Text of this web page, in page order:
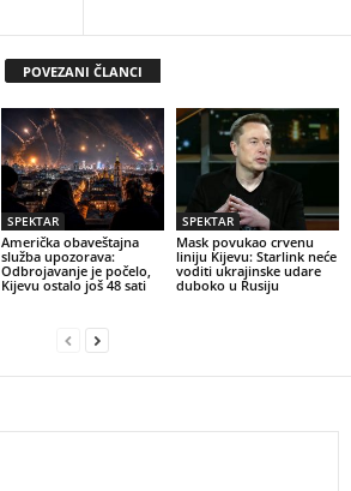
POVEZANI ČLANCI
SPEKTAR
Američka obaveštajna
služba upozorava:
Odbrojavanje je počelo,
Kijevu ostalo još 48 sati
SPEKTAR
Mask povukao crvenu
liniju Kijevu: Starlink neće
voditi ukrajinske udare
duboko u Rusiju